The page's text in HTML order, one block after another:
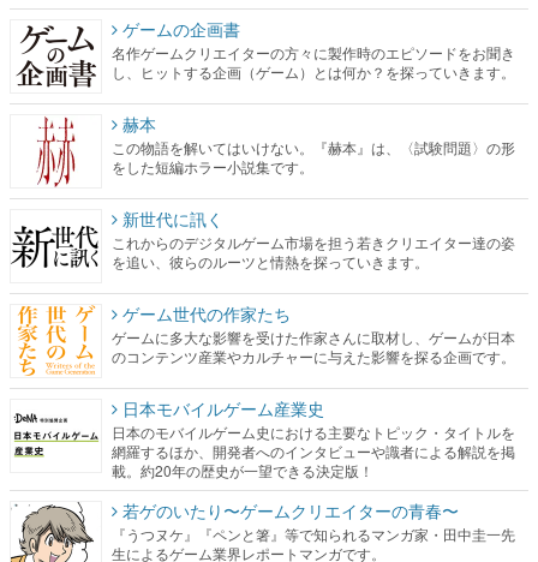
ゲームの企画書
名作ゲームクリエイターの方々に製作時のエピソードをお聞き
し、ヒットする企画（ゲーム）とは何か？を探っていきます。
赫本
この物語を解いてはいけない。『赫本』は、〈試験問題〉の形
をした短編ホラー小説集です。
新世代に訊く
これからのデジタルゲーム市場を担う若きクリエイター達の姿
を追い、彼らのルーツと情熱を探っていきます。
ゲーム世代の作家たち
ゲームに多大な影響を受けた作家さんに取材し、ゲームが日本
のコンテンツ産業やカルチャーに与えた影響を探る企画です。
日本モバイルゲーム産業史
日本のモバイルゲーム史における主要なトピック・タイトルを
網羅するほか、開発者へのインタビューや識者による解説を掲
載。約20年の歴史が一望できる決定版！
若ゲのいたり〜ゲームクリエイターの青春〜
『うつヌケ』『ペンと箸』等で知られるマンガ家・田中圭一先
生によるゲーム業界レポートマンガです。